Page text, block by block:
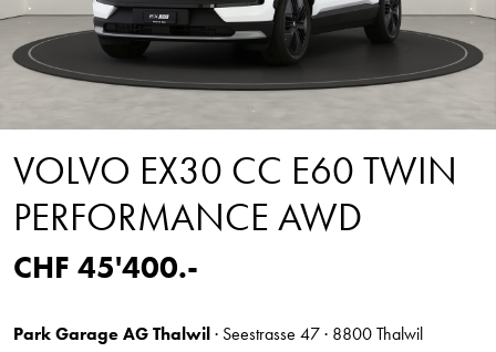
VOLVO EX30 CC E60 TWIN
PERFORMANCE AWD
CHF 45'400.-
Park Garage AG Thalwil· Seestrasse 47 · 8800 Thalwil